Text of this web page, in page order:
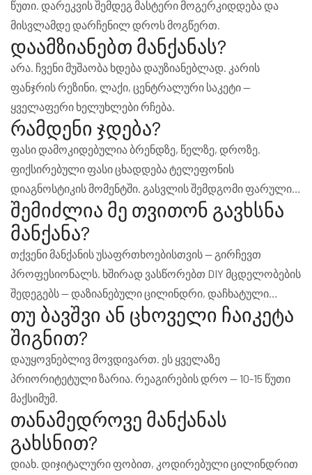
წუთი. დარეკვის შემდეგ მასტერი მოგერკიდდება და
მისვლამდე დარჩენილ დროს მოგწერთ.
დაამზიანებთ მანქანას?
არა. ჩვენი მუშაობა ხდება დაუზიანებლად. კარის
ფანჯრის რეზინი, ლაქი, ცენტრალური საკეტი —
ყველაფერი ხელუხლები რჩება.
რამდენი ჯდება?
ფასი დამოკიდებულია ბრენდზე, წელზე, დროზე.
ფიქსირებული ფასი ცხადდება ტელეფონის
დიაგნოსტიკის მომენტში. გასვლის შემდგომი ფარული
გადასახდელი — არასოდეს.
შემიძლია მე თვითონ გავხსნა
მანქანა?
თქვენი მანქანის უსაფრთხოებისთვის — გირჩევთ
პროფესიონალს. ხშირად ვასწორებთ DIY მცდელობების
შედეგებს — დაზიანებული ცილინდრი, დაჩხატული
კარის ფანჯარა. ფინანსურადაც, პროფესიონალის
გამოძახება უფრო იაფია.
თუ ბავშვი ან ცხოველი ჩაიკეტა
შიგნით?
დაუყოვნებლივ მოვდივართ. ეს ყველაზე
პრიორიტეტული ზარია. რეაგირების დრო — 10-15 წუთი
მაქსიმუმ.
თანამედროვე მანქანას
გახსნით?
დიახ. დიჯიტალური ფობით, კოდირებული ცილინდრით